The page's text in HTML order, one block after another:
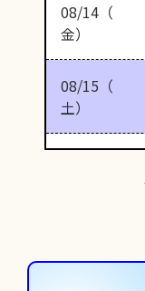
08/14（
金）
08/15（
土）